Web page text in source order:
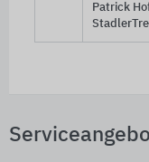
Patrick